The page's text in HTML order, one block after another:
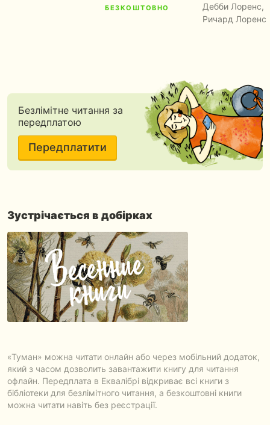
БЕЗКОШТОВНО
Дебби Лоренс,
Ричард Лоренс
Безлімітне читання за
передплатою
Передплатити
Зустрічається в добірках
«Туман» можна читати онлайн або через мобільний додаток,
який з часом дозволить завантажити книгу для читання
офлайн. Передплата в Еквалібрі відкриває всі книги з
бібліотеки для безлімітного читання, а безкоштовні книги
можна читати навіть без реєстрації.